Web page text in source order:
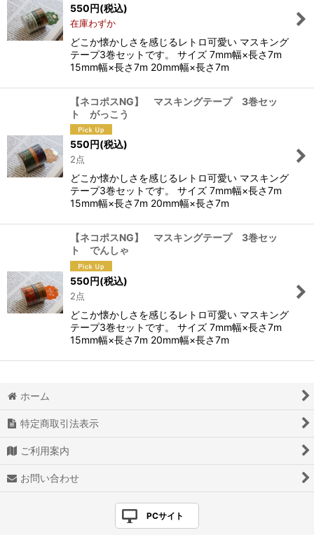
550円(税込)
在庫わずか
どこか懐かしさを感じるレトロ可愛い マスキング
テープ3巻セットです。 サイズ 7mm幅×長さ7m
15mm幅×長さ7m 20mm幅×長さ7m
【ネコポスNG】 マスキングテープ 3巻セッ
ト がっこう
550円(税込)
2点
どこか懐かしさを感じるレトロ可愛い マスキング
テープ3巻セットです。 サイズ 7mm幅×長さ7m
15mm幅×長さ7m 20mm幅×長さ7m
【ネコポスNG】 マスキングテープ 3巻セッ
ト でんしゃ
550円(税込)
2点
どこか懐かしさを感じるレトロ可愛い マスキング
テープ3巻セットです。 サイズ 7mm幅×長さ7m
15mm幅×長さ7m 20mm幅×長さ7m
ホーム
特定商取引法表示
ご利用案内
お問い合わせ
PCサイト